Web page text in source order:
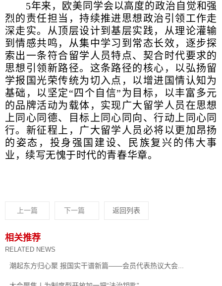
5年来，欧美同学会以高度的政治自觉和强
烈的责任担当，持续推进思想政治引领工作走
深走实。从顶层设计到基层实践，从理论灌输
到情感共鸣，从集中学习到常态长效，逐步探
索出一条符合留学人员特点、契合时代要求的
思想引领新路径。这条路径的核心，以弘扬留
学报国光荣传统为切入点，以增进国情认知为
基础，以坚定“四个自信”为目标，以丰富多元
的品牌活动为载体，实现广大留学人员在思想
上同心同德、目标上同心同向、行动上同心同
行。新征程上，广大留学人员必将以更加昂扬
的姿态，投身强国建设、民族复兴的伟大事
业，续写无愧于时代的青春华章。
上一篇 下一篇 返回列表
相关推荐
RELATED NEWS
潮起东方归心聚 报国实干谱新篇——会员代表热议大会...